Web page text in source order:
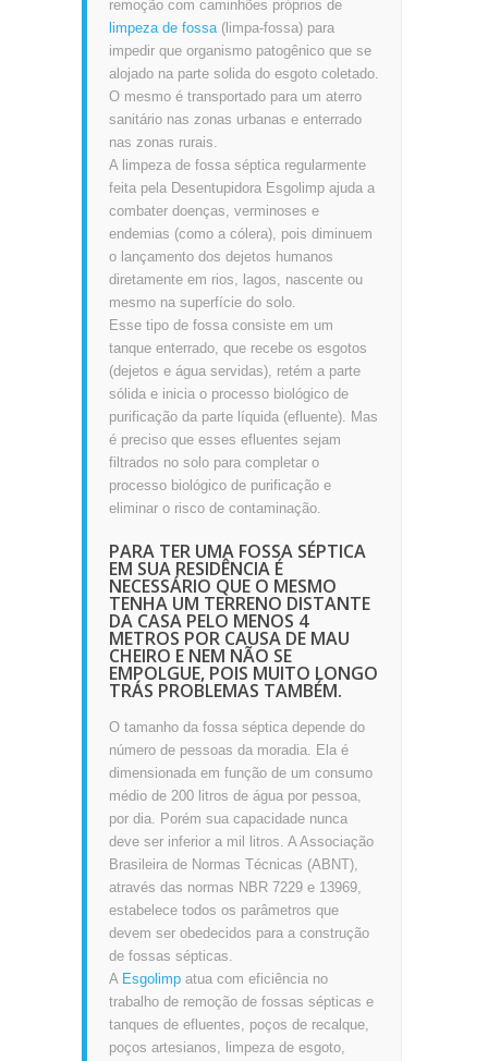
remoção com caminhões próprios de
limpeza de fossa(limpa-fossa) para
impedir que organismo patogênico que se
alojado na parte solida do esgoto coletado.
O mesmo é transportado para um aterro
sanitário nas zonas urbanas e enterrado
nas zonas rurais.
A limpeza de fossa séptica regularmente
feita pela Desentupidora Esgolimp ajuda a
combater doenças, verminoses e
endemias (como a cólera), pois diminuem
o lançamento dos dejetos humanos
diretamente em rios, lagos, nascente ou
mesmo na superfície do solo.
Esse tipo de fossa consiste em um
tanque enterrado, que recebe os esgotos
(dejetos e água servidas), retém a parte
sólida e inicia o processo biológico de
purificação da parte líquida (efluente). Mas
é preciso que esses efluentes sejam
filtrados no solo para completar o
processo biológico de purificação e
eliminar o risco de contaminação.
PARA TER UMA FOSSA SÉPTICA
EM SUA RESIDÊNCIA É
NECESSÁRIO QUE O MESMO
TENHA UM TERRENO DISTANTE
DA CASA PELO MENOS 4
METROS POR CAUSA DE MAU
CHEIRO E NEM NÃO SE
EMPOLGUE, POIS MUITO LONGO
TRÁS PROBLEMAS TAMBÉM.
O tamanho da fossa séptica depende do
número de pessoas da moradia. Ela é
dimensionada em função de um consumo
médio de 200 litros de água por pessoa,
por dia. Porém sua capacidade nunca
deve ser inferior a mil litros. A Associação
Brasileira de Normas Técnicas (ABNT),
através das normas NBR 7229 e 13969,
estabelece todos os parâmetros que
devem ser obedecidos para a construção
de fossas sépticas.
A Esgolimpatua com eficiência no
trabalho de remoção de fossas sépticas e
tanques de efluentes, poços de recalque,
poços artesianos, limpeza de esgoto,